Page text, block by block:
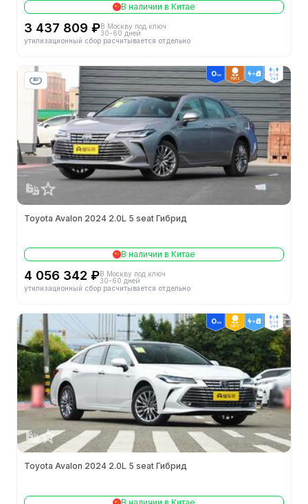
В наличии в Китае
3 437 809 ₽В Москву под ключ
30-60 дней
утилизационный сбор расчитывается отдельно
ТОП 3 2wd
Toyota Avalon 2024 2.0L 5 seat Гибрид
В наличии в Китае
4 056 342 ₽В Москву под ключ
30-60 дней
утилизационный сбор расчитывается отдельно
2wd
Toyota Avalon 2024 2.0L 5 seat Гибрид